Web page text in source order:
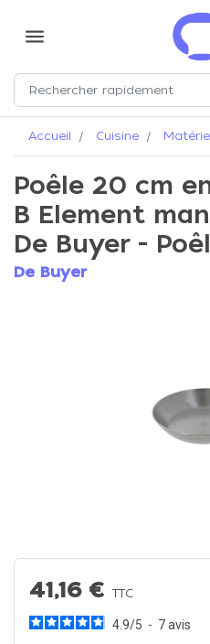
menu
Accueil Cuisine
Poêle 20 cm
B Element
De Buyer -
De Buyer
41,16 €TTC
4.9/5 - 7avis